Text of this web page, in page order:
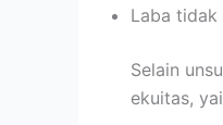
Laba
Selain
ekuitas,